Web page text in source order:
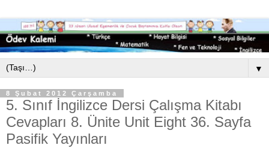
▼
8 Şubat 2012 Çarşamba
5. Sınıf İngilizce Dersi Çalışma Kitabı
Cevapları 8. Ünite Unit Eight 36. Sayfa
Pasifik Yayınları